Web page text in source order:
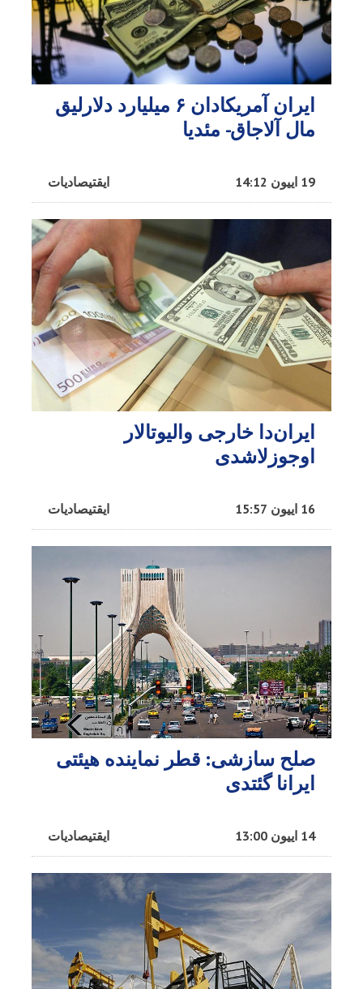
ایران آمریکادان ۶ میلیارد دلارلیق
مال آلاجاق- مئدیا
ایقتیصادیات 19 اییون 14:12
ایران‌دا خارجی والیوتالار
اوجوزلاشدی
ایقتیصادیات 16 اییون 15:57
صلح سازشی: قطر نماینده هیئتی
ایرانا گئتدی
ایقتیصادیات 14 اییون 13:00